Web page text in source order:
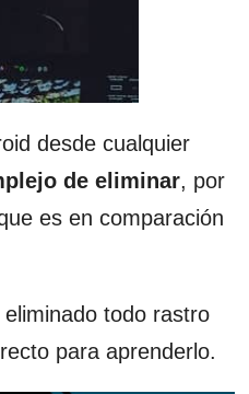
desde cualquier
de eliminar, por
es en comparación
todo rastro
para aprenderlo.